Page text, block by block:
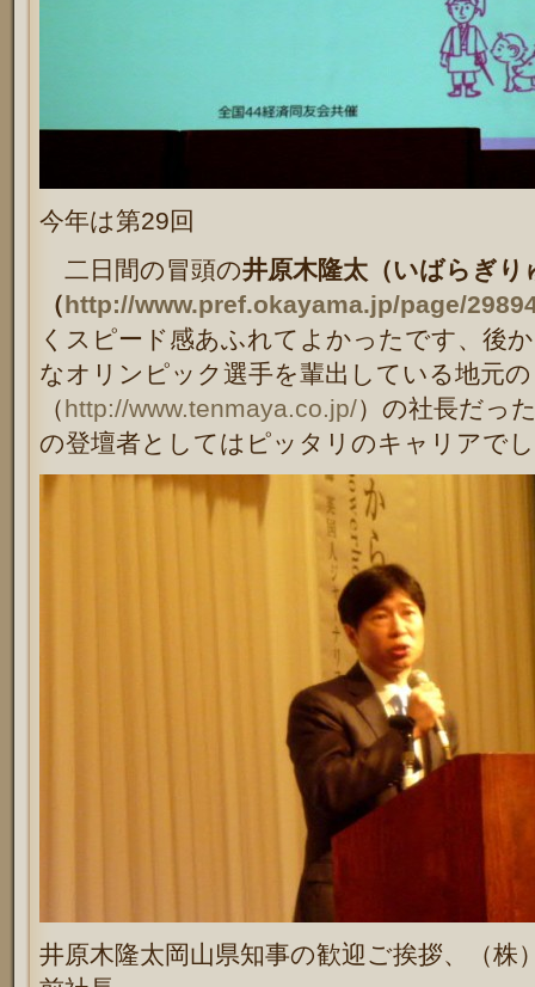
今年は第29回
二日間の冒頭の井原木隆太 （いばらぎ
（http://www.pref.okayama.jp/page/
くスピード感あふれてよかったです、後
なオリンピック選手を輩出している地元
（http://www.tenmaya.co.jp/）の社長だっ
の登壇者としてはピッタリのキャリアで
井原木隆太岡山県知事の歓迎ご挨拶、（株